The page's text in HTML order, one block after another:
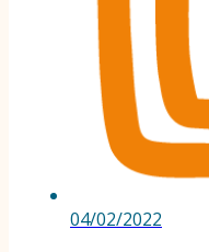
04/02/2022